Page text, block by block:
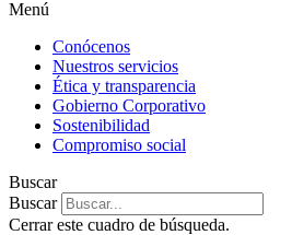
Menú
Conócenos
Nuestros servicios
Ética y transparencia
Gobierno Corporativo
Sostenibilidad
Compromiso social
Buscar
Buscar
Cerrar este cuadro de búsqueda.